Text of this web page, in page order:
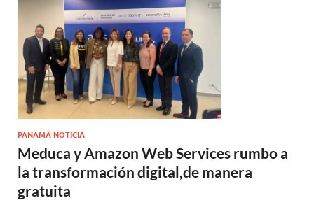
PANAMÁ NOTICIA
Meduca y Amazon Web Services rumbo a
la transformación digital,de manera
gratuita